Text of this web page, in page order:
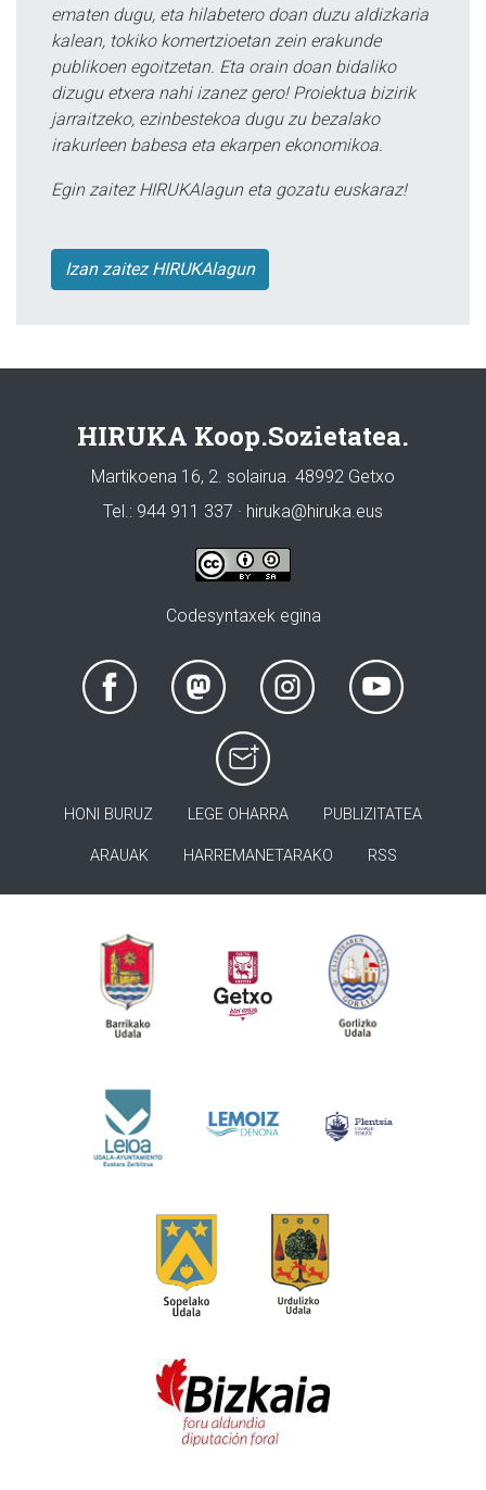
ematen dugu, eta hilabetero doan duzu aldizkaria
kalean, tokiko komertzioetan zein erakunde
publikoen egoitzetan. Eta orain doan bidaliko
dizugu etxera nahi izanez gero! Proiektua bizirik
jarraitzeko, ezinbestekoa dugu zu bezalako
irakurleen babesa eta ekarpen ekonomikoa.
Egin zaitez HIRUKAlagun eta gozatu euskaraz!
Izan zaitez HIRUKAlagun
HIRUKA Koop.Sozietatea.
Martikoena 16, 2. solairua. 48992 Getxo
Tel.: 944 911 337 · hiruka@hiruka.eus
Codesyntaxek egina
HONI BURUZ LEGE OHARRA PUBLIZITATEA
ARAUAK HARREMANETARAKO RSS